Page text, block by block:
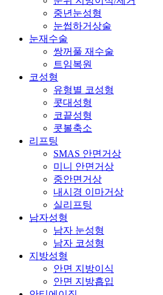
유형별 코성형
콧대성형
코끝성형
콧볼축소
리프팅
SMAS 안면거상
미니 안면거상
중안면거상
내시경 이마거상
실리프팅
남자성형
남자 눈성형
남자 코성형
지방성형
안면 지방이식
안면 지방흡입
안티에이징
필러·보톡스
리쥬란
쥬베룩
슈링크
울쎄라
써마지 FLX